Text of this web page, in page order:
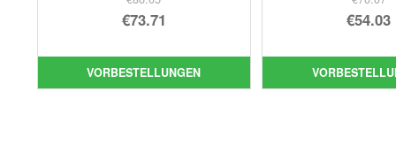
Ursprünglicher
war:
€86.05
€73.71
Preis
ist:
VORBESTELLUNGEN
€54.03
ist: